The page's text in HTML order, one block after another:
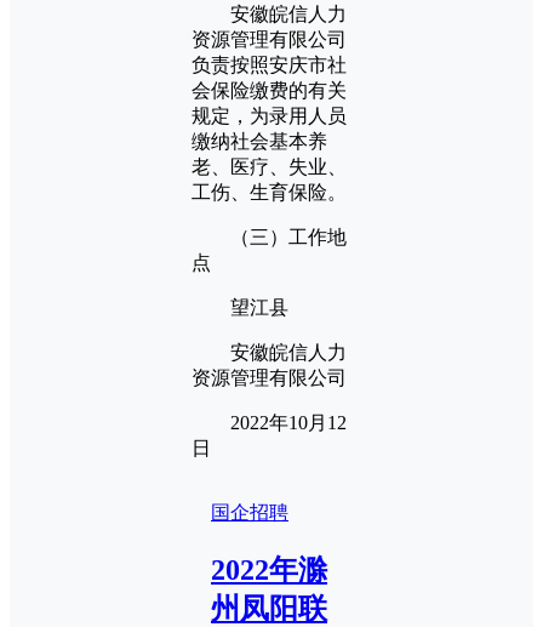
安徽皖信人力
资源管理有限公司
负责按照安庆市社
会保险缴费的有关
规定，为录用人员
缴纳社会基本养
老、医疗、失业、
工伤、生育保险。
（三）工作地
点
望江县
安徽皖信人力
资源管理有限公司
2022年10月12
日
国企招聘
2022年滁
州凤阳联